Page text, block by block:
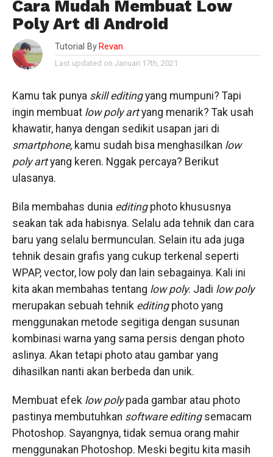
Cara Mudah Membuat Low
Poly Art di Android
Tutorial By Revan
Last updated on Januari 17th, 2021
Kamu tak punya skill editingyang mumpuni? Tapi
ingin membuat low poly artyang menarik? Tak usah
khawatir, hanya dengan sedikit usapan jari di
smartphone, kamu sudah bisa menghasilkan low
poly artyang keren. Nggak percaya? Berikut
ulasanya.
Bila membahas dunia editingphoto khususnya
seakan tak ada habisnya. Selalu ada tehnik dan cara
baru yang selalu bermunculan. Selain itu ada juga
tehnik desain grafis yang cukup terkenal seperti
WPAP, vector, low poly dan lain sebagainya. Kali ini
kita akan membahas tentang low poly. Jadi low poly
merupakan sebuah tehnik editingphoto yang
menggunakan metode segitiga dengan susunan
kombinasi warna yang sama persis dengan photo
aslinya. Akan tetapi photo atau gambar yang
dihasilkan nanti akan berbeda dan unik.
Membuat efek low polypada gambar atau photo
pastinya membutuhkan software editingsemacam
Photoshop. Sayangnya, tidak semua orang mahir
menggunakan Photoshop. Meski begitu kita masih